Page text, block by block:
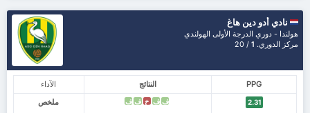
نادي أدو دين هاغ
هولندا - دوري الدرجة الأولى الهولندي
مركز الدوري. 1
/ 20
الآداء النتائج
PPG
ملخص
ف ف خ ف ف 2.31